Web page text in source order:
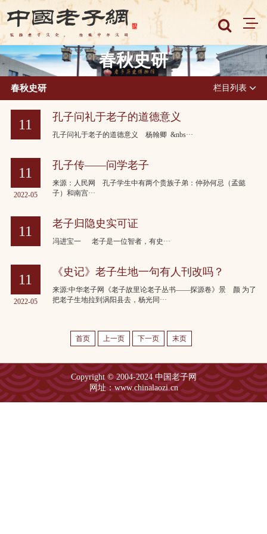
春秋史研
春秋史研 栏目列表
11 孔子问礼于老子的道德意义
孔子问礼于老子的道德意义 杨翰卿 &nbs···
11
2022-05
孔子传——问学老子
来源：人民网 孔子学生中有两个贵族子弟：仲孙何忌（孟懿
子）和南宫···
11 老子归隐史实可证
冯进宝一 老子是一位智者，有史···
11
2022-05
《史记》老子生地一句有人刊改吗？
来源:中华老子网《老子故里论老子丛书——探源卷》景 颜 为了
把老子生地拉到涡阳县去，杨光同···
首页 上一页 下一页 末页
Copyright © 2004-2024 中国老子网
网址：www.chinalaozi.cn